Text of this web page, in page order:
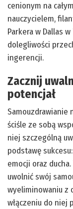
cenionym na
nauczycielem,
Parkera w Dallas
dolegliwości
ingerencji.
Zacznij
potencjał
Samouzdrawianie
ściśle ze sobą
niej szczególną
podstawę
emocji oraz
uwolnić swój
wyeliminowaniu z
włączeniu do niej